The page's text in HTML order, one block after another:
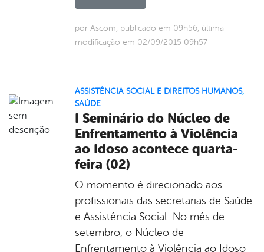
por Ascom, publicado em 09h56, última
modificação em 02/09/2015 09h57
ASSISTÊNCIA SOCIAL E DIREITOS HUMANOS,
SAÚDE
I Seminário do Núcleo de
Enfrentamento à Violência
ao Idoso acontece quarta-
feira (02)
O momento é direcionado aos
profissionais das secretarias de Saúde
e Assistência Social No mês de
setembro, o Núcleo de
Enfrentamento à Violência ao Idoso